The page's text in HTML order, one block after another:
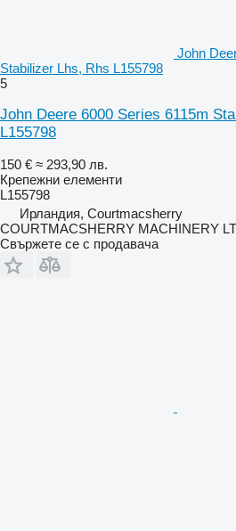
John
Stabilizer Lhs, Rhs L155798
5
John Deere 6000 Series 6115m
L155798
150 € ≈ 293,90 лв.
Крепежни елементи
L155798
Ирландия, Courtmacsherry
COURTMACSHERRY MACHINERY
Свържете се с продавача